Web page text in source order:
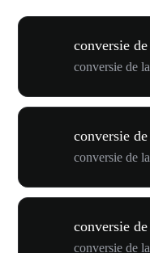
conversie
conversie de
conversie
conversie de
conversie